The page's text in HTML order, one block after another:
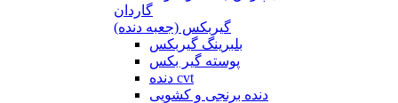
گاردان
گیربکس (جعبه دنده)
بلبرینگ گیربکس
پوسته گیر بکس
دنده cvt
دنده برنجی و کشویی